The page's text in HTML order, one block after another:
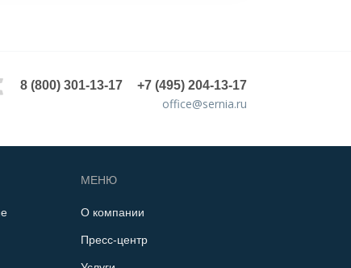
+7 (495) 204-13-17
8 (800) 301-13-17
office@sernia.ru
МЕНЮ
О компании
Пресс-центр